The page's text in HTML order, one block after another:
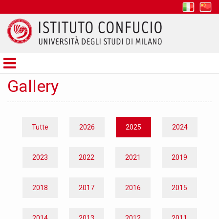
Confucio
Gallery
Tutte 2026 2025 2024
2023 2022 2021 2019
2018 2017 2016 2015